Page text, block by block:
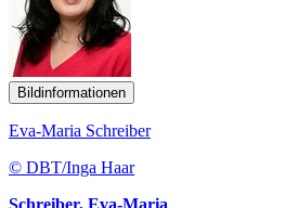
Bildinformationen
Eva-Maria Schreiber
© DBT/Inga Haar
Schreiber, Eva-Maria